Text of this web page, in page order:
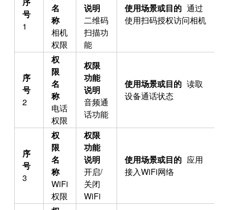
1
相机
权限
二维码
扫描功
能
通过
使用扫码授权访问相机
2
电话
权限
音频通
话功能
读取
设备通话状态
3
WiFi
权限
开启/
关闭
WiFi
应用
接入WiFi网络